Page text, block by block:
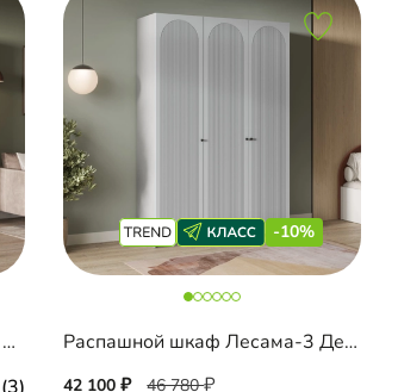
Распашной шкаф Шармель-3 Лайф
(3)
-10%
Распашной шкаф Лесама-3 Декор 1
42 100 46 780